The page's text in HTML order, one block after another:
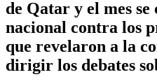
de Qatar y el mes
nacional contra los
que revelaron a la
dirigir los debates